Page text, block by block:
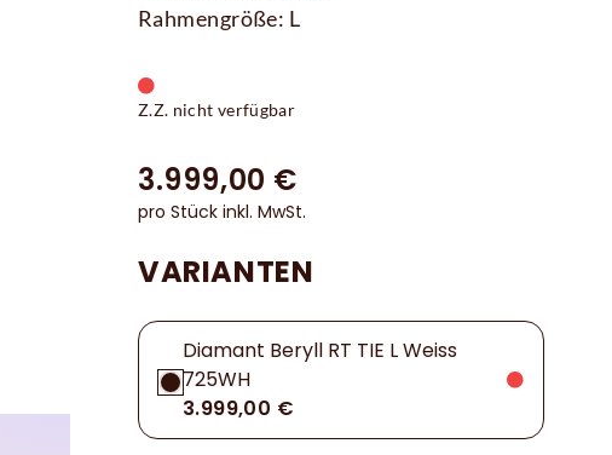
Rahmengröße: L
Z.Z. nicht verfügbar
3.999,00 €
pro Stück inkl. MwSt.
VARIANTEN
Diamant Beryll RT TIE L Weiss
725WH
3.999,00 €